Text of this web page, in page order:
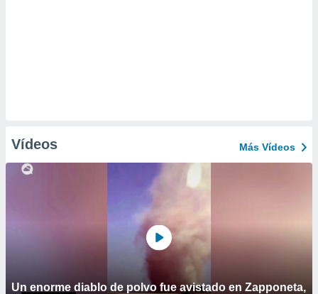
Vídeos Más Vídeos
Un enorme diablo de polvo fue avistado en Zapponeta,